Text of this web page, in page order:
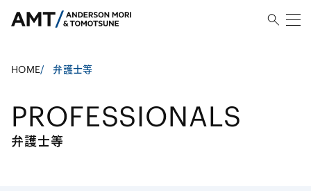
HOME/ 弁護士等
PROFESSIONALS
弁護士等